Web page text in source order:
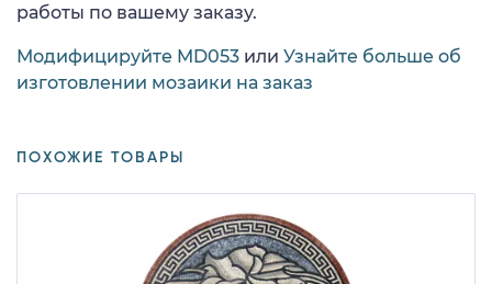
работы по вашему заказу.
Модифицируйте MD053 или Узнайте больше об
изготовлении мозаики на заказ
ПОХОЖИЕ ТОВАРЫ